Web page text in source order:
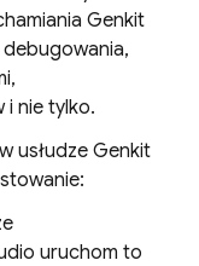
Genkit
nie tylko.
w usłudze Genkit
uruchom to